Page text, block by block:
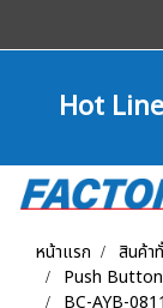
Hot
หน้าแรก สินค้า
Push
BC-AYB-